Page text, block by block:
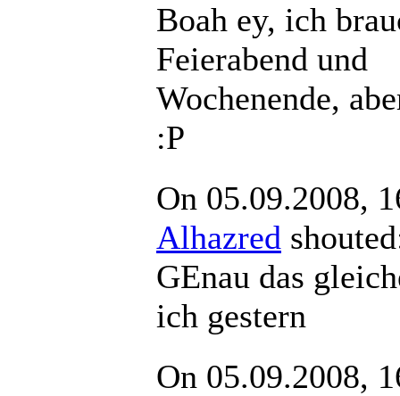
Boah ey, ich
Feierabend und
Wochenende,
:P
On 05.09.2008,
Alhazred
GEnau das
ich gestern
On 05.09.2008,